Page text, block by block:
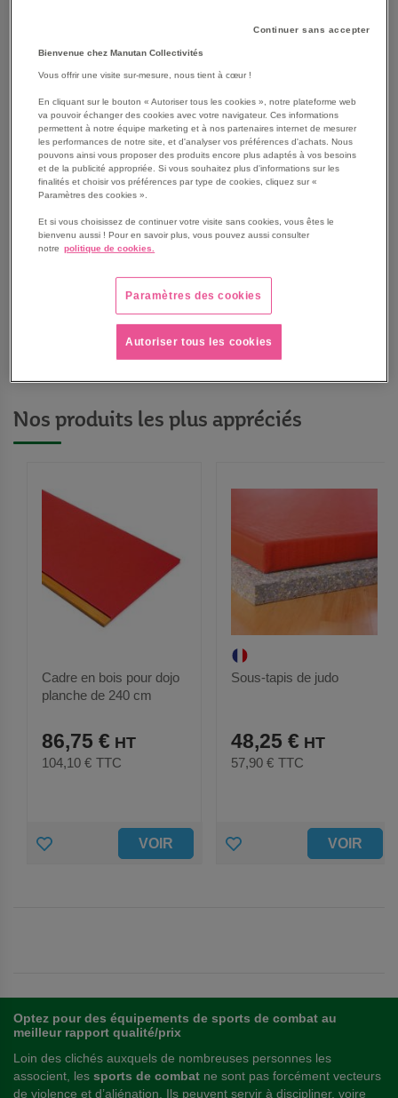
Escrime
Lutte
Matériel de boxe
Rings de boxe, Dojo, MMA
Accessoires de self-défense krav-maga
Nos produits les plus appréciés
Cadre en bois pour dojo
planche de 240 cm
86,75 €
104,10 € TTC
A
E
R
A
U
VOIR
Sous-tapis de judo
48,25 €
57,90 € TTC
A
E
A
U
VOIR
Optez pour des équipements de sports de combat au
meilleur rapport qualité/prix
Loin des clichés auxquels de nombreuses personnes les
associent, les sports de combat ne sont pas forcément vecteurs
de violence et d’aliénation. Ils peuvent servir à discipliner, voire
Continuer sans accepter
Bienvenue chez Manutan Collectivités
Vous offrir une visite sur-mesure, nous tient à cœur !
En cliquant sur le bouton « Autoriser tous les cookies », notre plateforme web
va pouvoir échanger des cookies avec votre navigateur. Ces informations
permettent à notre équipe marketing et à nos partenaires internet de mesurer
les performances de notre site, et d'analyser vos préférences d'achats. Nous
pouvons ainsi vous proposer des produits encore plus adaptés à vos besoins
et de la publicité appropriée. Si vous souhaitez plus d'informations sur les
finalités et choisir vos préférences par type de cookies, cliquez sur «
Paramètres des cookies ».
Et si vous choisissez de continuer votre visite sans cookies, vous êtes le
bienvenu aussi ! Pour en savoir plus, vous pouvez aussi consulter
notre politique de cookies.
Paramètres des cookies
Autoriser tous les cookies